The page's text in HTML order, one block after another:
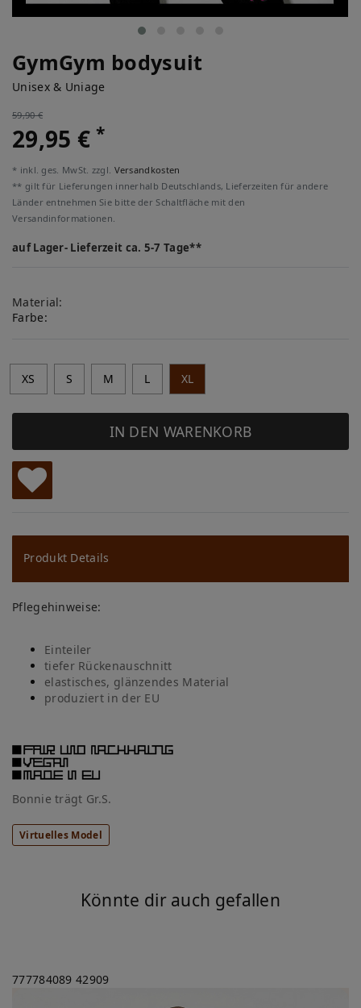
GymGym bodysuit
Unisex & Uniage
59,90 €
29,95 €*
* inkl. ges. MwSt. zzgl. Versandkosten
** gilt für Lieferungen innerhalb Deutschlands, Lieferzeiten für andere
Länder entnehmen Sie bitte der Schaltfläche mit den
Versandinformationen.
auf Lager- Lieferzeit ca. 5-7 Tage**
Material:
Farbe:
XS S M L XL
IN DEN WARENKORB
W
u
ns
ch
lis
te
Produkt Details
Pflegehinweise:
Einteiler
tiefer Rückenauschnitt
elastisches, glänzendes Material
produziert in der EU
Bonnie trägt Gr.S.
Virtuelles Model
Könnte dir auch gefallen
777784089 42909